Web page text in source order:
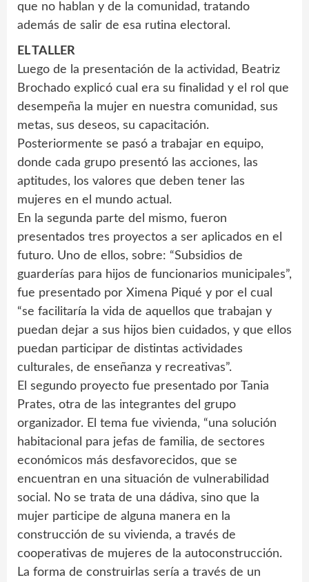
que no hablan y de la comunidad, tratando
además de salir de esa rutina electoral.
EL TALLER
Luego de la presentación de la actividad, Beatriz
Brochado explicó cual era su finalidad y el rol que
desempeña la mujer en nuestra comunidad, sus
metas, sus deseos, su capacitación.
Posteriormente se pasó a trabajar en equipo,
donde cada grupo presentó las acciones, las
aptitudes, los valores que deben tener las
mujeres en el mundo actual.
En la segunda parte del mismo, fueron
presentados tres proyectos a ser aplicados en el
futuro. Uno de ellos, sobre: “Subsidios de
guarderías para hijos de funcionarios municipales”,
fue presentado por Ximena Piqué y por el cual
“se facilitaría la vida de aquellos que trabajan y
puedan dejar a sus hijos bien cuidados, y que ellos
puedan participar de distintas actividades
culturales, de enseñanza y recreativas”.
El segundo proyecto fue presentado por Tania
Prates, otra de las integrantes del grupo
organizador. El tema fue vivienda, “una solución
habitacional para jefas de familia, de sectores
económicos más desfavorecidos, que se
encuentran en una situación de vulnerabilidad
social. No se trata de una dádiva, sino que la
mujer participe de alguna manera en la
construcción de su vivienda, a través de
cooperativas de mujeres de la autoconstrucción.
La forma de construirlas sería a través de un